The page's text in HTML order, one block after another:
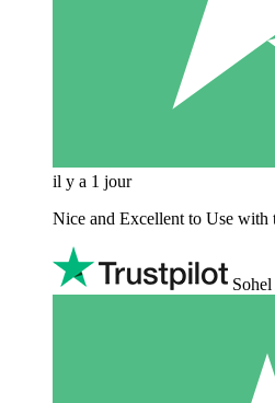
il y a 1 jour
Nice and Excellent to Use with